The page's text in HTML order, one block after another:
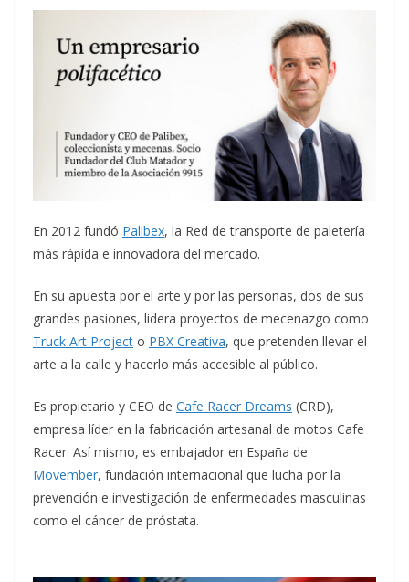
En 2012 fundó Palibex, la Red de transporte de paletería
más rápida e innovadora del mercado.
En su apuesta por el arte y por las personas, dos de sus
grandes pasiones, lidera proyectos de mecenazgo como
Truck Art Project o PBX Creativa, que pretenden llevar el
arte a la calle y hacerlo más accesible al público.
Es propietario y CEO de Cafe Racer Dreams (CRD),
empresa líder en la fabricación artesanal de motos Cafe
Racer. Así mismo, es embajador en España de
Movember, fundación internacional que lucha por la
prevención e investigación de enfermedades masculinas
como el cáncer de próstata.